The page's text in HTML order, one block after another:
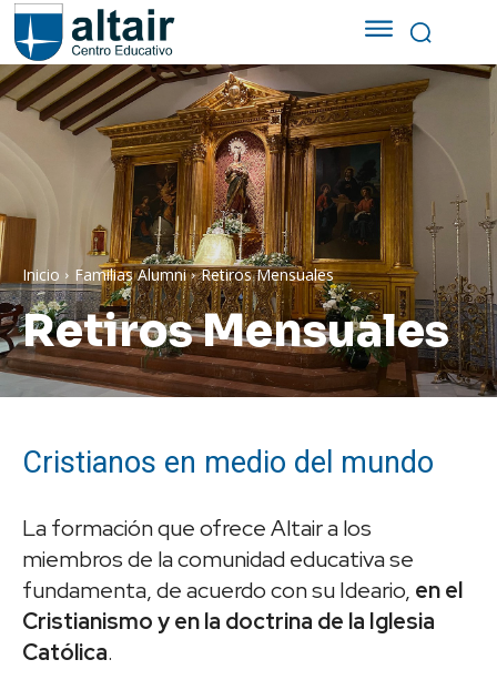
Inicio Familias Alumni Retiros Mensuales
Retiros Mensuales
Cristianos en medio del mundo
La formación que ofrece Altair a los
miembros de la comunidad educativa se
fundamenta, de acuerdo con su Ideario, en el
Cristianismo y en la doctrina de la Iglesia
Católica.